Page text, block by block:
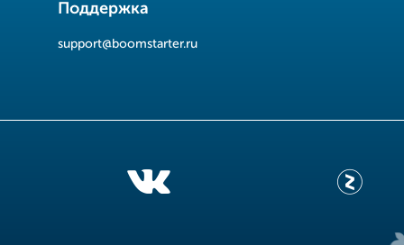
Поддержка
support@boomstarter.ru